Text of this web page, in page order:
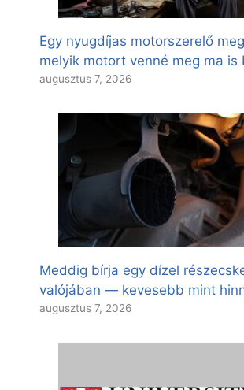
Egy nyugdíjas motorszerelő
melyik motort venné meg ma is
augusztus 7, 2026
Meddig bírja egy dízel
valójában — kevesebb mint
augusztus 7, 2026